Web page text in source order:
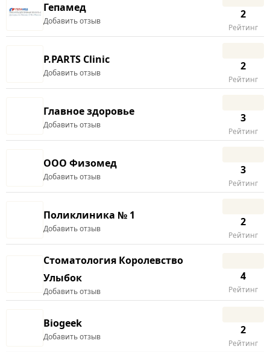
Гепамед
Добавить отзыв
2
Рейтинг
P.PARTS Clinic
Добавить отзыв
2
Рейтинг
Главное здоровье
Добавить отзыв
3
Рейтинг
ООО Физомед
Добавить отзыв
3
Рейтинг
Поликлиника № 1
Добавить отзыв
2
Рейтинг
Стоматология Королевство
Улыбок
Добавить отзыв
4
Рейтинг
Biogeek
Добавить отзыв
2
Рейтинг